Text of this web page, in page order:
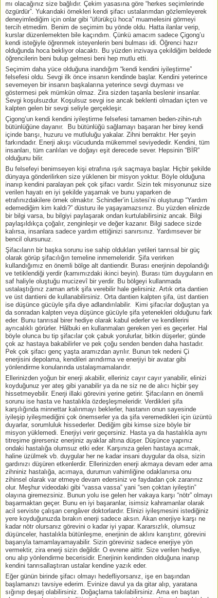
mı olacağınız size bağlıdır. Çekim yasasına göre “herkes seçimlerinde
özgürdür”. Yukarıdaki örnekleri kendi şifacı ustalarımdan gözlemleyerek
deneyimlediğim için onlar gibi “üfürükçü hoca” muamelesini görmeyi
tercih etmedim. Benim de seçimim bu yönde oldu. Hatta ilanlar verip,
kurslar düzenlemekten bile kaçındım. Çünkü amacım sadece Çigong’u
kendi isteğiyle öğrenmek isteyenlerin beni bulması idi. Öğrenci hazır
olduğunda hoca bekliyor olacaktı. Bu yüzden inzivaya çekildiğim beldede
öğrencilerin beni bulup gelmesi beni hep mutlu etti.
Seçimim daha yüce olduğuna inandığım “kendi kendini iyileştirme”
felsefesi oldu. Sevgi ilk önce insanın kendinde başlar. Kendini yeterince
sevemeyen bir insanın başkalarına yeterince sevgi duyması ve
göstermesi pek mümkün olmaz. Zira sizden taşanla beslenir insanlar.
Sevgi koşulsuzdur. Koşulsuz sevgi ise ancak beklenti olmadan içten ve
kalpten gelen bir sevgi seliyle gerçekleşir.
Çigong’un kendi kendini iyileştirme felsefesi tamamen beden-zihin-ruh
bütünlüğüne dayanır. Bu bütünlüğü sağlamayı başaran her birey kendi
içinde barışı, huzuru ve mutluluğu yakalar. Zihni berraktır. Her şeyin
farkındadır. Enerji akışı vücudunda mükemmel seviyededir. Kendini, tüm
insanları, tüm canlıları ve doğayı eşit derecede sever. Hepsinin “BİR”
olduğunu bilir.
Bu felsefeyi benimseyen kişi etrafına ışık saçmaya başlar. Hiçbir şekilde
dünyaya gönderilirken size yüklenen bir misyon yoktur. Böyle olduğuna
inanıp kendini paralayan pek çok şifacı vardır. Sizin tek misyonunuz size
verilen hayatı en iyi şekilde yaşamak ve bunu yaparken de
etrafınızdakilere örnek olmaktır. Schindler’in Listesi’ni oluşturup “Yardım
edemediğim kim kaldı?” düsturu ile yaşayamazsınız. Bu yüzden elinizde
bir bilgi varsa, bu bilgiyi paylaşarak ondan kurtulabilirsiniz ancak. Bilgi
paylaşıldıkça çoğalır, zenginleşir ve değer kazanır. Bilgi sadece sizde
kalırsa, insanlara sadece yardım ettiğinizi sanırsınız. Yardımsever bir
bencil olursunuz.
Şifacıların bir başka sorunu ise sahip oldukları yetileri tanrısal bir güç
olarak görüp şifacılığın temeline inmemeleridir. Şifa verirken
kullandığımız en önemli bölge alt dantiendir. Burası enerjinin depolandığı
ve tetiklendiği yerdir (karnımızdaki ikinci beyin). Burası tüm duyguların en
saf haliyle oluştuğu mucizevî bir yerdir. Bu bölgeyi kullanmada
ustalaştığınız zaman artık şifa verebilir hale gelirsiniz. Artık orta dantien
ve üst dantieni de kullanabilirsiniz. Orta dantien kalpten şifa, üst dantien
ise düşünce gücüyle şifa diye adlandırılabilir. Kimi şifacılar doğuştan ya
da sonradan kalpten veya düşünce gücüyle şifa yetenekleri olduğunu fark
eder. Bunu tanrısal birer hediye olarak kabul ederler ve kendilerini
ayrıcalıklı görürler. Hâlbuki en kullanmaları gereken yeri es geçerler. Hal
böyle olunca bu tip şifacılar çok çabuk yorulurlar, bitkin düşerler; günde
çok az hastaya bakabilirler ve pek çoğu senden benden daha hastadır.
Pek çok şifacı genç yaşta aramızdan ayrılır. Bunun tek nedeni Çi
enerjisini depolama, kendileri arındırma ve enerjiyi bir avatar gibi
yönlendirme konularında ustalaşmamalarıdır.
Ellerinizden yoğun bir enerji akabilir, elleriniz cayır cayır yanabilir, elinizi
koyduğunuz yer ateş gibi yanabilir ya da ne siz ne de alıcı hiçbir şey
hissetmeyebilir. Enerji illaki görevini yerine getirir. Şifacıların en önemli
sorunu ise hasta ve hastalıkla özdeşleşmeleridir. Verdikleri şifa
karşılığında minnettar kalınmayı beklerler, hastanın onun sayesinde
iyileşip iyileşmediğini çok önemserler ya da şifa veremedikleri için üzüntü
duyarlar, sorumluluk hissederler. Dediğim gibi kimse size böyle bir
misyon yüklemedi. Enerjiyi verir geçersiniz. Hasta ya da hastalıkla aynı
titreşime girerseniz enerjiniz ayaklar altına düşer. Düşünce yapınız
ondaki hastalığa olumsuz etki eder. Karşınıza gelen hastaya acımak,
haline üzülmek vb. duygular her ne kadar insani duygular da olsa, sizin
gardınızı düşüren etkenlerdir. Ellerinizden enerji akmaya devam eder ama
zihniniz hastalığa, acımaya, durumun vahimliğine odaklanırsa onu
zihinsel olarak var etmeye devam edersiniz ve faydadan çok zararınız
olur. Meşhur videodaki gibi “vassa vassa” yani “sen çoktan iyileştin”
olayına giremezsiniz. Bunun yolu ise gelen her vakaya karşı “nötr” olmayı
başarmaktan geçer. Bunu en iyi başaranlar, isimsiz kahramanlar olarak
acil serviste çalışan cengâver doktorlardır. Elinizi iyileşmesini istediğiniz
yere koyduğunuzda bırakın enerji sadece aksın. Akan enerjiye karşı ne
kadar nötr olursanız görevini o kadar iyi yapar. Kararsızlık, olumsuz
düşünceler, hastalıkla bütünleşme, enerjinin de aklını karıştırır, görevini
başarıyla tamamlayamayabilir. Sizin göreviniz sadece enerjiye yön
vermektir, zira enerji sizin değildir. O evrene aittir. Size verilen hediye,
onu alıp yönlendirme becerisidir. Enerjinin kendinden olduğuna inanıp
kendini tanrısallaştıran ustalar kendine yazık eder.
Eğer günün birinde şifacı olmayı hedefliyorsanız, işe en başından
başlamanızı tavsiye ederim. Evinize davul ya da gitar alıp, yaratana
sığınıp deşarj olabilirsiniz. Doğaçlama takılabilirsiniz. Ama en baştan